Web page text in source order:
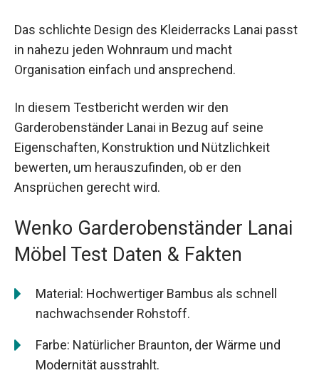
Das schlichte Design des Kleiderracks Lanai passt
in nahezu jeden Wohnraum und macht
Organisation einfach und ansprechend.
In diesem Testbericht werden wir den
Garderobenständer Lanai in Bezug auf seine
Eigenschaften, Konstruktion und Nützlichkeit
bewerten, um herauszufinden, ob er den
Ansprüchen gerecht wird.
Wenko Garderobenständer Lanai
Möbel Test Daten & Fakten
Material: Hochwertiger Bambus als schnell
nachwachsender Rohstoff.
Farbe: Natürlicher Braunton, der Wärme und
Modernität ausstrahlt.